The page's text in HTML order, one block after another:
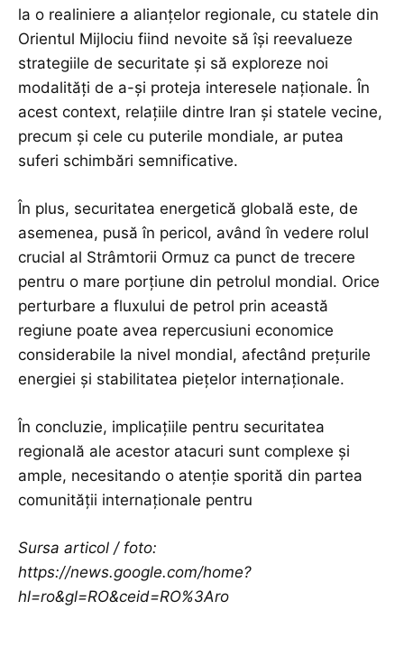
la o realiniere a alianțelor regionale, cu statele din
Orientul Mijlociu fiind nevoite să își reevalueze
strategiile de securitate și să exploreze noi
modalități de a-și proteja interesele naționale. În
acest context, relațiile dintre Iran și statele vecine,
precum și cele cu puterile mondiale, ar putea
suferi schimbări semnificative.
În plus, securitatea energetică globală este, de
asemenea, pusă în pericol, având în vedere rolul
crucial al Strâmtorii Ormuz ca punct de trecere
pentru o mare porțiune din petrolul mondial. Orice
perturbare a fluxului de petrol prin această
regiune poate avea repercusiuni economice
considerabile la nivel mondial, afectând prețurile
energiei și stabilitatea piețelor internaționale.
În concluzie, implicațiile pentru securitatea
regională ale acestor atacuri sunt complexe și
ample, necesitando o atenție sporită din partea
comunității internaționale pentru
Sursa articol / foto:
https://news.google.com/home?
hl=ro&gl=RO&ceid=RO%3Aro